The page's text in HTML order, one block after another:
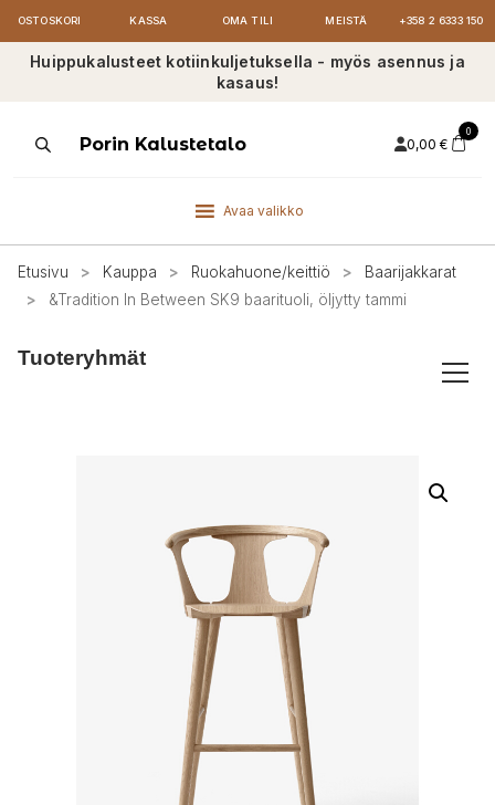
OSTOSKORI KASSA OMA TILI MEISTÄ +358 2 6333 150
Huippukalusteet kotiinkuljetuksella - myös asennus ja
kasaus!
ProductsPorin Kalustetalo 0,00 €
0
Avaa valikko
Etusivu > Kauppa > Ruokahuone/keittiö >
Baarijakkarat
>
&Tradition In Between SK9 baarituoli, öljytty tammi
Tuoteryhmät